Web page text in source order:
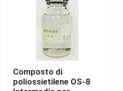
Casa.
Composto di
poliossietilene OS-8